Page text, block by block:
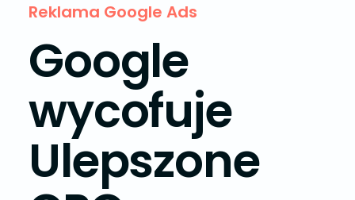
Reklama Google Ads
Google
wycofuje
Ulepszone